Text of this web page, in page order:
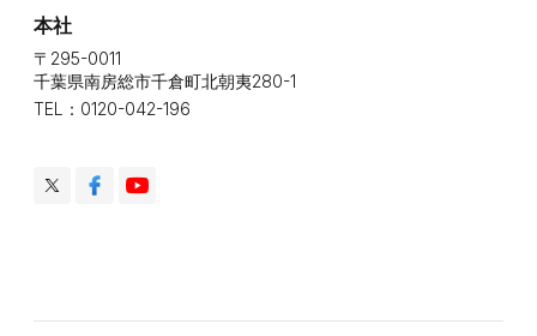
本社
〒295-0011
千葉県南房総市千倉町北朝夷280-1
TEL：0120-042-196